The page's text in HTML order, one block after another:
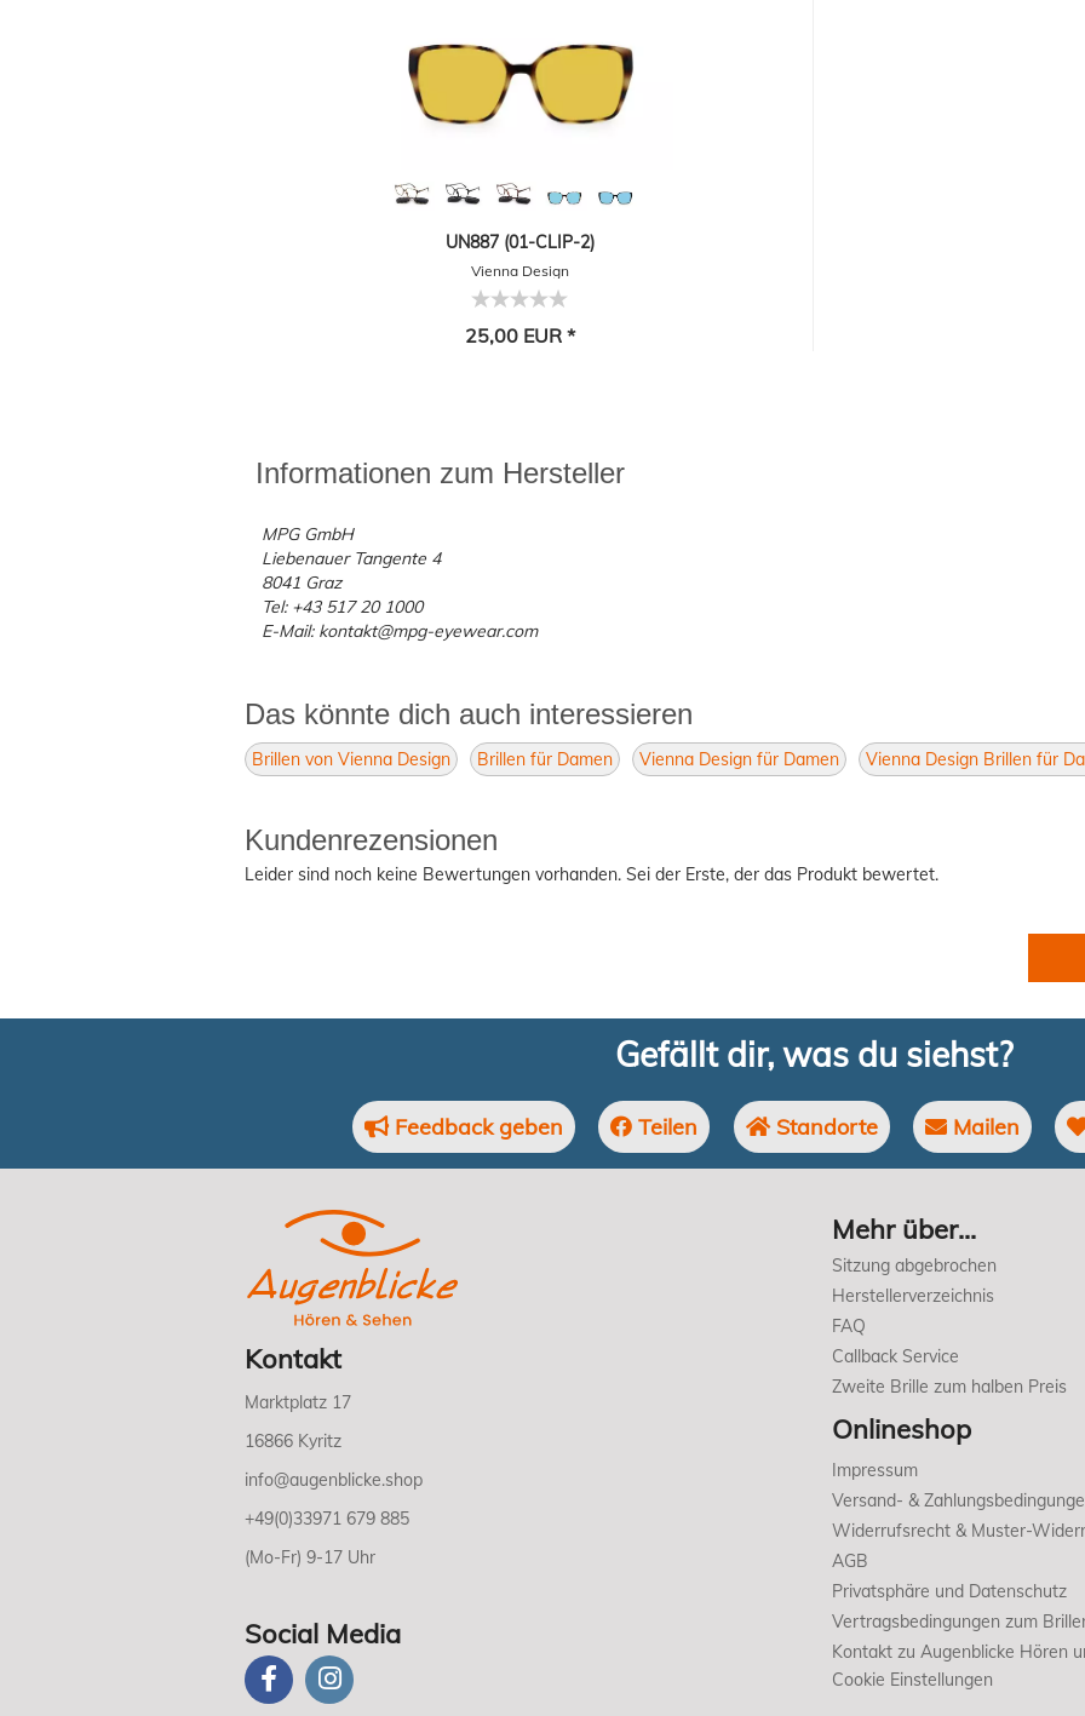
UN887 (01-CLIP-2)
Vienna Design
25,00 EUR *
Informationen zum Hersteller
MPG GmbH
Liebenauer Tangente 4
8041 Graz
Tel: +43 517 20 1000
E-Mail: kontakt@mpg-eyewear.com
Das könnte dich auch interessieren
Brillen von Vienna Design Brillen für Damen Vienna Design für Damen Vienna Design Brillen für
Kundenrezensionen
Leider sind noch keine Bewertungen vorhanden. Sei der Erste, der das Produkt bewertet.
Gefällt dir, was du siehst?
Feedback geben Teilen Standorte Mailen
Kontakt
Marktplatz 17
16866 Kyritz
info@augenblicke.shop
+49(0)33971 679 885
(Mo-Fr) 9-17 Uhr
Social Media
Mehr über...
Sitzung abgebrochen
Herstellerverzeichnis
FAQ
Callback Service
Zweite Brille zum halben Preis
Onlineshop
Impressum
Versand- &
Widerrufsrecht & Muster-
AGB
Privatsphäre und Datenschutz
Vertragsbedingungen zum
Kontakt zu Augenblicke Hören
Cookie Einstellungen